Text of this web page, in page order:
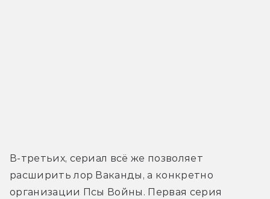
В-третьих, сериал всё же позволяет
расширить лор Ваканды, а конкретно
организации Псы Войны. Первая серия